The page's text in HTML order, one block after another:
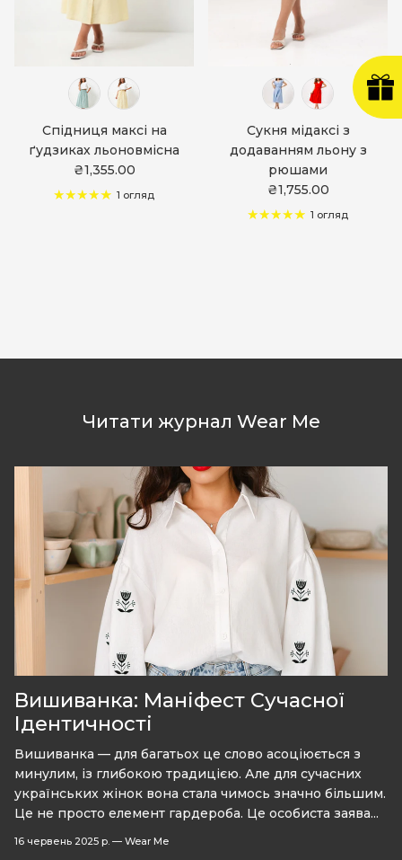
Спідниця максі на
ґудзиках льоновмісна
₴1,355.00
1 огляд
Сукня мідаксі з
додаванням льону з
рюшами
₴1,755.00
1 огляд
Читати журнал Wear Me
Вишиванка: Маніфест Сучасної
Ідентичності
Вишиванка — для багатьох це слово асоціюється з
минулим, із глибокою традицією. Але для сучасних
українських жінок вона стала чимось значно більшим.
Це не просто елемент гардероба. Це особиста заява...
16 червень 2025 р. — Wear Me